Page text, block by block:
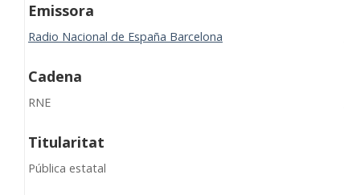
Emissora
Radio Nacional de España Barcelona
Cadena
RNE
Titularitat
Pública estatal